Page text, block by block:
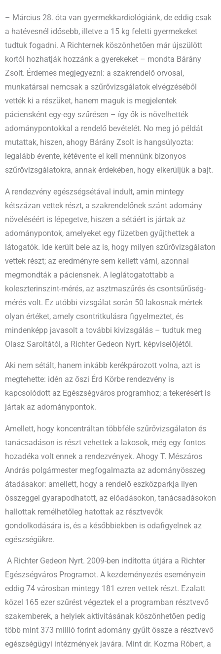
– Március 28. óta van gyermekkardiológiánk, de eddig csak
a hatévesnél idősebb, illetve a 15 kg feletti gyermekeket
tudtuk fogadni. A Richternek köszönhetően már újszülött
kortól hozhatják hozzánk a gyerekeket – mondta Bárány
Zsolt. Érdemes megjegyezni: a szakrendelő orvosai,
munkatársai nemcsak a szűrővizsgálatok elvégzéséből
vették ki a részüket, hanem maguk is megjelentek
páciensként egy-egy szűrésen – így ők is növelhették
adománypontokkal a rendelő bevételét. No meg jó példát
mutattak, hiszen, ahogy Bárány Zsolt is hangsúlyozta:
legalább évente, kétévente el kell mennünk bizonyos
szűrővizsgálatokra, annak érdekében, hogy elkerüljük a bajt.
A rendezvény egészségsétával indult, amin mintegy
kétszázan vettek részt, a szakrendelőnek szánt adomány
növeléséért is lépegetve, hiszen a sétáért is jártak az
adománypontok, amelyeket egy füzetben gyűjthettek a
látogatók. Ide került bele az is, hogy milyen szűrővizsgálaton
vettek részt; az eredményre sem kellett várni, azonnal
megmondták a páciensnek. A leglátogatottabb a
koleszterinszint-mérés, az asztmaszűrés és csontsűrűség-
mérés volt. Ez utóbbi vizsgálat során 50 lakosnak mértek
olyan értéket, amely csontritkulásra figyelmeztet, és
mindenképp javasolt a további kivizsgálás – tudtuk meg
Olasz Saroltától, a Richter Gedeon Nyrt. képviselőjétől.
Aki nem sétált, hanem inkább kerékpározott volna, azt is
megtehette: idén az őszi Érd Körbe rendezvény is
kapcsolódott az Egészségváros programhoz; a tekerésért is
jártak az adománypontok.
Amellett, hogy koncentráltan többféle szűrővizsgálaton és
tanácsadáson is részt vehettek a lakosok, még egy fontos
hozadéka volt ennek a rendezvények. Ahogy T. Mészáros
András polgármester megfogalmazta az adományösszeg
átadásakor: amellett, hogy a rendelő eszközparkja ilyen
összeggel gyarapodhatott, az előadásokon, tanácsadásokon
hallottak remélhetőleg hatottak az résztvevők
gondolkodására is, és a későbbiekben is odafigyelnek az
egészségükre.
A Richter Gedeon Nyrt. 2009-ben indította útjára a Richter
Egészségváros Programot. A kezdeményezés eseményein
eddig 74 városban mintegy 181 ezren vettek részt. Ezalatt
közel 165 ezer szűrést végeztek el a programban résztvevő
szakemberek, a helyiek aktivitásának köszönhetően pedig
több mint 373 millió forint adomány gyűlt össze a résztvevő
egészségügyi intézmények javára. Mint dr. Kozma Róbert, a